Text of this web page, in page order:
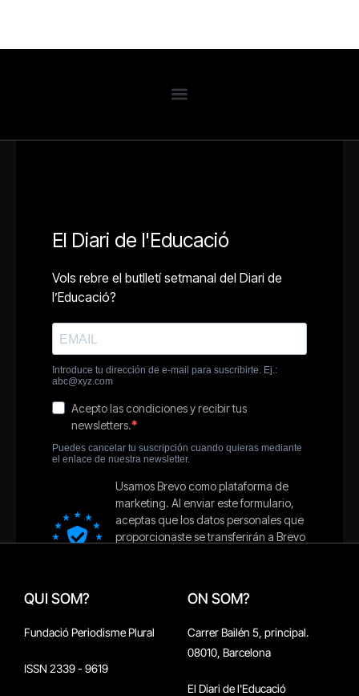
QUI SOM?
Fundació Periodisme Plural
ISSN 2339 - 9619
ON SOM?
Carrer Bailén 5, principal.
08010, Barcelona
El Diari de l'Educació